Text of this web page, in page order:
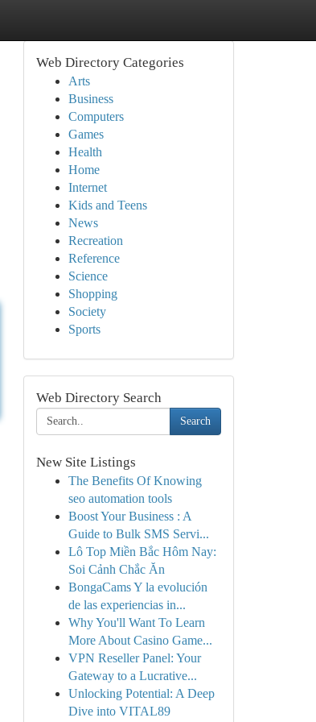
Web Directory Categories
Arts
Business
Computers
Games
Health
Home
Internet
Kids and Teens
News
Recreation
Reference
Science
Shopping
Society
Sports
Web Directory Search
Search
New Site Listings
The Benefits Of Knowing
seo automation tools
Boost Your Business : A
Guide to Bulk SMS Servi...
Lô Top Miền Bắc Hôm Nay:
Soi Cảnh Chắc Ăn
BongaCams Y la evolución
de las experiencias in...
Why You'll Want To Learn
More About Casino Game...
VPN Reseller Panel: Your
Gateway to a Lucrative...
Unlocking Potential: A Deep
Dive into VITAL89